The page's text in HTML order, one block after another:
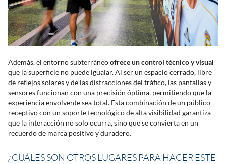
Además, el entorno subterráneoofrece un control técnico y visual
que la superficie no puede igualar. Al ser un espacio cerrado, libre
de reflejos solares y de las distracciones del tráfico, las pantallas y
sensores funcionan con una precisión óptima, permitiendo que la
experiencia envolvente sea total. Esta combinación de un público
receptivo con un soporte tecnológico de alta visibilidad garantiza
que la interacción no solo ocurra, sino que se convierta en un
recuerdo de marca positivo y duradero.
¿CUÁLES SON OTROS LUGARES PARA HACER ESTE